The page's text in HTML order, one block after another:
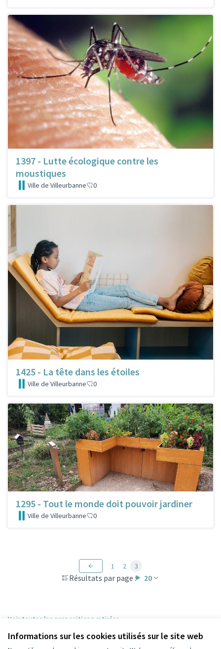
Informations sur les cookies utilisés sur le site web
1397 - Lutte écologique contre les
moustiques
Ville de Villeurbanne 0
1425 - La tête dans les étoiles
Ville de Villeurbanne 0
1295 - Tout le monde doit pouvoir jardiner
Ville de Villeurbanne 0
Résultats par page : 20
1 2 3
Voir toutes les propositions retirées